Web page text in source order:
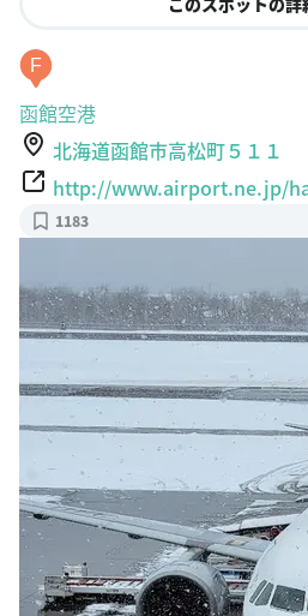
F
函館空港
北海道函館市高松町５１１
http://www.airport.ne.jp/
1183